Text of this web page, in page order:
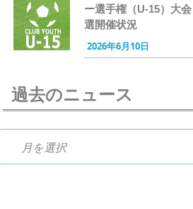
ー選手権（U-15）大
選開催状況
2026年6月10日
過去のニュース